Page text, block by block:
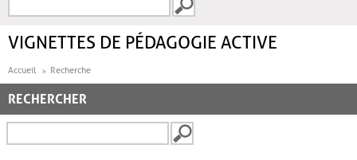
FORMULAIRE DE
VIGNETTES DE PÉDAGOGIE ACTIVE
Accueil Recherche
RECHERCHER